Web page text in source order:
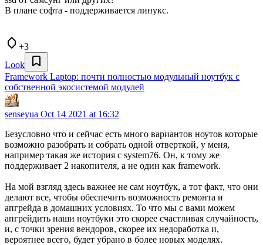
В плане софта - поддерживается линукс.
+3
Look
Framework Laptop: почти полностью модульный ноутбук с
собственной экосистемой модулей
senseyua Oct 14 2021 at 16:32
Безусловно что и сейчас есть много вариантов ноутов которые
возможно разобрать и собрать одной отверткой, у меня,
например такая же история с system76. Он, к тому же
поддерживает 2 накопителя, а не один как framework.
На мой взгляд здесь важнее не сам ноутбук, а тот факт, что они
делают все, чтобы обеспечить возможность ремонта и
апгрейда в домашних условиях. То что мы с вами можем
апгрейдить наши ноутбуки это скорее счастливая случайность,
и, с точки зрения вендоров, скорее их недоработка и,
вероятнее всего, будет убрано в более новых моделях.